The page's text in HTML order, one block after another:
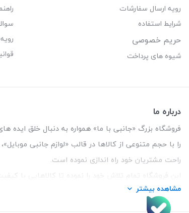
رویه ارسال سفارشات
شرایط استفاده
حریم خصوصی
شیوه های پرداخت
درباره ما
فروشگاه بزرگ «جانبی با ما» همواره به دنبال خلق ایده
را با حجم متنوعی از کالاها در قالب «لوازم جانبی
راحت مشتریان خود راه اندازی نموده است.
این فروشگاه تمام تلاش خود را نموده تا کالاهایی با
تلفن تماس :
مشاهده بیشتر